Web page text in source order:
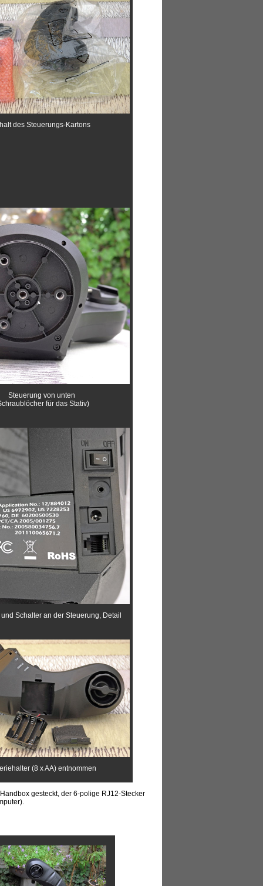
des Steuerungs-Kartons
Steuerung von unten
für das Stativ)
Schalter an der Steuerung, Detail
(8 x AA) entnommen
gesteckt, der 6-polige RJ12-Stecker